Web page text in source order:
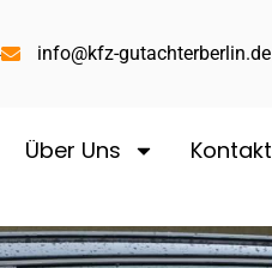
info@kfz-gutachterberlin.de
Über Uns Kontakt